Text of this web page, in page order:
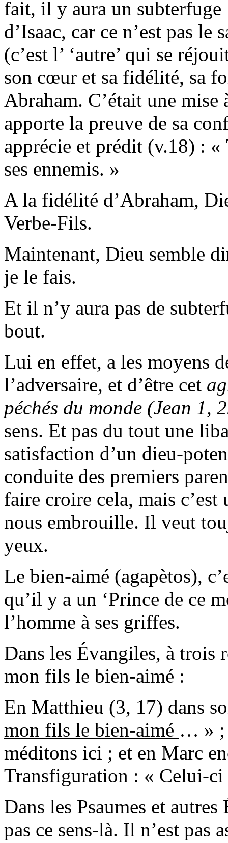
fait, il y aura un
d’Isaac, car ce n’est pas le
(c’est l’ ‘autre’ qui se
son cœur et sa fidélité, sa
Abraham. C’était une mise
apporte la preuve de sa
apprécie et prédit (v.18) : «
ses ennemis. »
A la fidélité d’Abraham,
Verbe-Fils.
Maintenant, Dieu semble
je le fais.
Et il n’y aura pas de
bout.
Lui en effet, a les moyens
l’adversaire, et d’être cet
péchés du monde (Jean 1,
sens. Et pas du tout une
satisfaction d’un dieu-
conduite des premiers
faire croire cela, mais
nous embrouille. Il veut
yeux.
Le bien-aimé (agapètos),
qu’il y a un ‘Prince de ce
l’homme à ses griffes.
Dans les Évangiles, à trois
mon fils le bien-aimé :
En Matthieu (3, 17) dans
mon fils le bien-aimé … » ;
méditons ici ; et en Marc
Transfiguration : « Celui-
Dans les Psaumes et
pas ce sens-là. Il n’est pas